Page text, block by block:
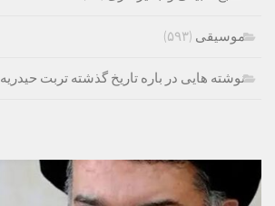
موسیقی (۵۹۳)
نوشته هایی در باره تاریخ گذشته تربت حیدریه